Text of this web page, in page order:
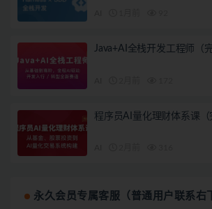
Java+AI全栈开发工程师（完
程序员AI量化理财体系课（
永久会员专属客服（普通用户联系右